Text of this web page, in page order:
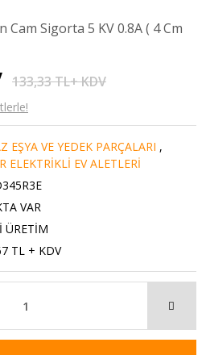
Cam Sigorta 5 KV 0.8A ( 4 Cm
133,33 TL+ KDV
EŞYA VE YEDEK PARÇALARI ,
ELEKTRİKLİ EV ALETLERİ
VAR
ÜRETİM
TL + KDV